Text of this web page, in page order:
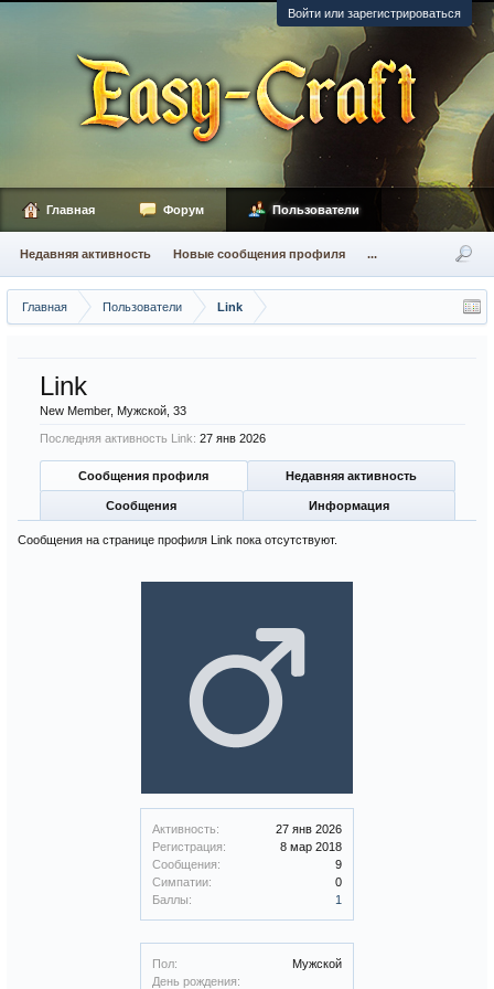
Войти или зарегистрироваться
Главная Пользователи Link
Активность:
27 янв 2026
Регистрация:
8 мар 2018
Сообщения:
9
Симпатии:
0
Баллы:
1
Пол:
Мужской
День рождения:
Link
New Member, Мужской, 33
Последняя активность Link: 27 янв 2026
Сообщения профиля Недавняя активность
Сообщения Информация
Сообщения на странице профиля Link пока отсутствуют.
Главная Форум Пользователи
Недавняя активность Новые сообщения профиля ...